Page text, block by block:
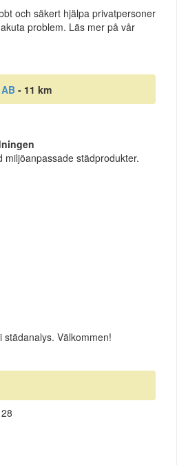
och säkert hjälpa privatpersoner
problem. Läs mer på vår
- 11 km
miljöanpassade städprodukter.
städanalys. Välkommen!